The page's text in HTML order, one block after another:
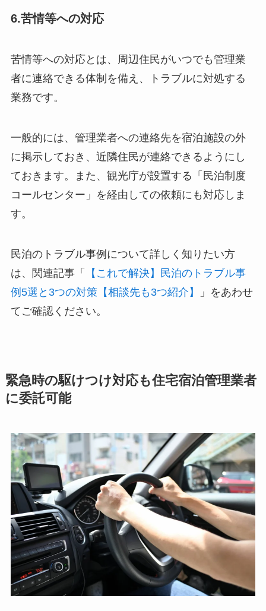
6.苦情等への対応
苦情等への対応とは、周辺住民がいつでも管理業
者に連絡できる体制を備え、トラブルに対処する
業務です。
一般的には、管理業者への連絡先を宿泊施設の外
に掲示しておき、近隣住民が連絡できるようにし
ておきます。また、観光庁が設置する「民泊制度
コールセンター」を経由しての依頼にも対応しま
す。
民泊のトラブル事例について詳しく知りたい方
は、関連記事「
【これで解決】民泊のトラブル事
例5選と3つの対策【相談先も3つ紹介】
」をあわせ
てご確認ください。
緊急時の駆けつけ対応も住宅宿泊管理業者
に委託可能